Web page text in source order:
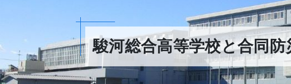
駿河総合高等学校と合同防